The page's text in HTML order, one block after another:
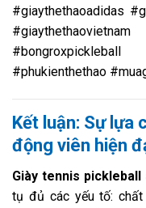
#giaythethaoadidas
#phukienthethao
Kết luận: Sự lựa
động viên hiện
Giày tennis pickleball
tụ đủ các yếu tố: